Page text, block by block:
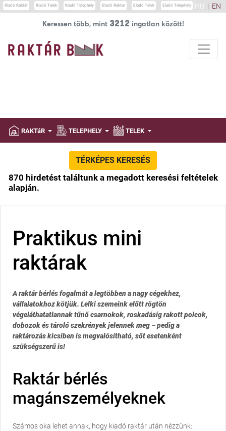
Kiadó Raktár Kiadó Telek Kiadó Telephely Eladó Raktár Eladó Telek Eladó Telephely HU | EN
Keressen több, mint 3212 ingatlan között!
RAKTáR TELEPHELY TELEK
TÉRKÉPES KERESÉS
870 hirdetést találtunk a megadott keresési feltételek
alapján.
Praktikus mini
raktárak
A raktár bérlés fogalmát a legtöbben a nagy cégekhez,
vállalatokhoz kötjük. Lelki szemeink előtt rögtön
végeláthatatlannak tűnő csarnokok, roskadásig rakott polcok,
dobozok és tároló szekrények jelennek meg – pedig a
raktározás kicsiben is megvalósítható, sőt esetenként
szükségszerű is!
Raktár bérlés
magánszemélyeknek
Számos oka lehet annak, hogy kiadó raktár után nézzünk: